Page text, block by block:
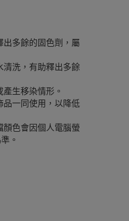
多餘的固色劑，屬
洗，有助釋出多餘
生移染情形。
一同使用，以降低
色會因個人電腦螢
。